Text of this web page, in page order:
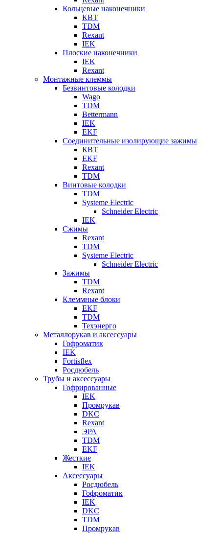
Кольцевые наконечники
КВТ
TDM
Rexant
IEK
Плоские наконечники
IEK
Rexant
Монтажные клеммы
Безвинтовые колодки
Wago
TDM
Bettermann
IEK
EKF
Соединительные изолирующие зажимы
КВТ
EKF
Rexant
TDM
Винтовые колодки
TDM
Systeme Electric
Schneider Electric
IEK
Сжимы
Rexant
TDM
Systeme Electric
Schneider Electric
Зажимы
TDM
Rexant
Клеммные блоки
EKF
TDM
Техэнерго
Металлорукав и аксессуары
Гофроматик
IEK
Fortisflex
Росдюбель
Трубы и аксессуары
Гофрированные
IEK
Промрукав
DKC
Rexant
ЭРА
TDM
EKF
Жесткие
IEK
Аксессуары
Росдюбель
Гофроматик
IEK
DKC
TDM
Промрукав